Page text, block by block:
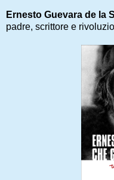
Ernesto Guevara de la
padre, scrittore e